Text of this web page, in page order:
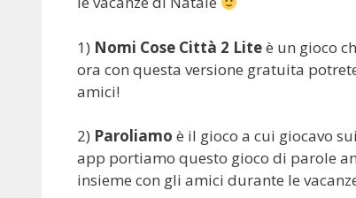
1) Nomi Cose Città 2 Liteè un gioco
ora con questa versione gratuita
amici!
2) Paroliamo è il gioco a cui giocavo
app portiamo questo gioco di parole
insieme con gli amici durante le